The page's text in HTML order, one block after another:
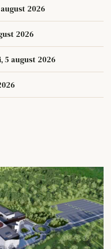
2026
2026
august 2026